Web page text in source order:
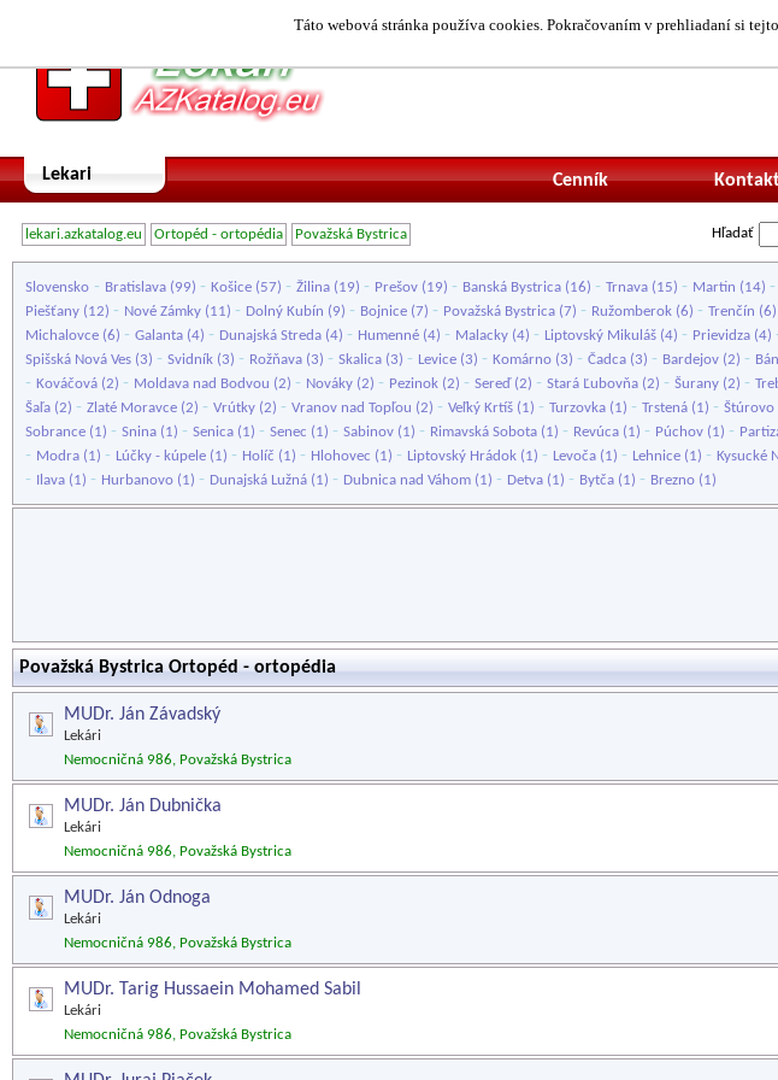
Táto webová stránka používa cookies. Pokračovaním v prehliadaní si
Lekari Cenník
lekari.azkatalog.eu Ortopéd - ortopédia Považská Bystrica Hľadať
Slovensko - Bratislava (99) - Košice (57) - Žilina (19) - Prešov (19) - Banská Bystrica (16) - Trnava (15) - Martin (14) -
Piešťany (12) - Nové Zámky (11) - Dolný Kubín (9) - Bojnice (7) - Považská Bystrica (7) - Ružomberok (6) - Trenčín (6)
Michalovce (6) - Galanta (4) - Dunajská Streda (4) - Humenné (4) - Malacky (4) - Liptovský Mikuláš (4) - Prievidza (4)
Spišská Nová Ves (3) - Svidník (3) - Rožňava (3) - Skalica (3) - Levice (3) - Komárno (3) - Čadca (3) - Bardejov (2) -
- Kováčová (2) - Moldava nad Bodvou (2) - Nováky (2) - Pezinok (2) - Sereď(2) - Stará Ľubovňa (2) - Šurany (2) -
Šaľa (2) - Zlaté Moravce (2) - Vrútky (2) - Vranov nad Topľou (2) - Veľký Krtíš (1) - Turzovka (1) - Trstená (1) - Štúrovo
Sobrance (1) - Snina (1) - Senica (1) - Senec (1) - Sabinov (1) - Rimavská Sobota (1) - Revúca (1) - Púchov (1) -
- Modra (1) - Lúčky - kúpele (1) - Holíč (1) - Hlohovec (1) - Liptovský Hrádok (1) - Levoča (1) - Lehnice (1) - Kysucké
- Ilava (1) - Hurbanovo (1) - Dunajská Lužná (1) - Dubnica nad Váhom (1) - Detva (1) - Bytča (1) - Brezno (1)
Považská Bystrica Ortopéd - ortopédia
MUDr. Ján Závadský
Lekári
Nemocničná 986, Považská Bystrica
MUDr. Ján Dubnička
Lekári
Nemocničná 986, Považská Bystrica
MUDr. Ján Odnoga
Lekári
Nemocničná 986, Považská Bystrica
MUDr. Tarig Hussaein Mohamed Sabil
Lekári
Nemocničná 986, Považská Bystrica